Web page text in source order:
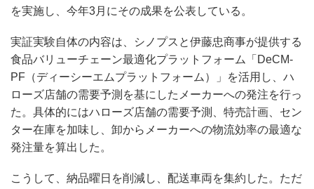
を実施し、今年3月にその成果を公表している。
実証実験自体の内容は、シノプスと伊藤忠商事が提供する
食品バリューチェーン最適化プラットフォーム「DeCM-
PF（ディーシーエムプラットフォーム）」を活用し、ハ
ローズ店舗の需要予測を基にしたメーカーへの発注を行っ
た。具体的にはハローズ店舗の需要予測、特売計画、セン
ター在庫を加味し、卸からメーカーへの物流効率の最適な
発注量を算出した。
こうして、納品曜日を削減し、配送車両を集約した。ただ